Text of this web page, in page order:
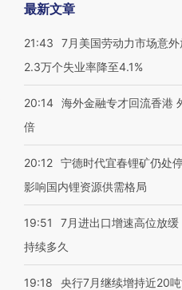
最新文章
21:43
7月美国劳动力市场意
2.3万个失业率降至4.1%
20:14 海外金融专才回流香港
倍
20:12 宁德时代宜春锂矿仍处
影响国内锂资源供需格局
19:51
7月进出口增速高位放
持续多久
19:18
央行7月继续增持近20